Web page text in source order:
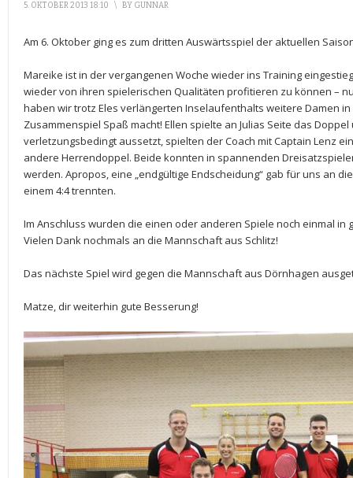
5. OKTOBER 2013 18:10 \ BY GUNNAR
Am 6. Oktober ging es zum dritten Auswärtsspiel der aktuellen
Mareike ist in der vergangenen Woche wieder ins Training
wieder von ihren spielerischen Qualitäten profitieren zu können –
haben wir trotz Eles verlängerten Inselaufenthalts weitere Damen
Zusammenspiel Spaß macht! Ellen spielte an Julias Seite das
verletzungsbedingt aussetzt, spielten der Coach mit Captain Lenz
andere Herrendoppel. Beide konnten in spannenden
werden. Apropos, eine „endgültige Endscheidung“ gab für uns an
einem 4:4 trennten.
Im Anschluss wurden die einen oder anderen Spiele noch einmal
Vielen Dank nochmals an die Mannschaft aus Schlitz!
Das nächste Spiel wird gegen die Mannschaft aus Dörnhagen
Matze, dir weiterhin gute Besserung!